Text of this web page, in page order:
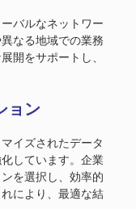
バルなネットワー
なる地域での業務
開をサポートし、
ョン
イズされたデータ
しています。企業
を選択し、効率的
により、最適な結